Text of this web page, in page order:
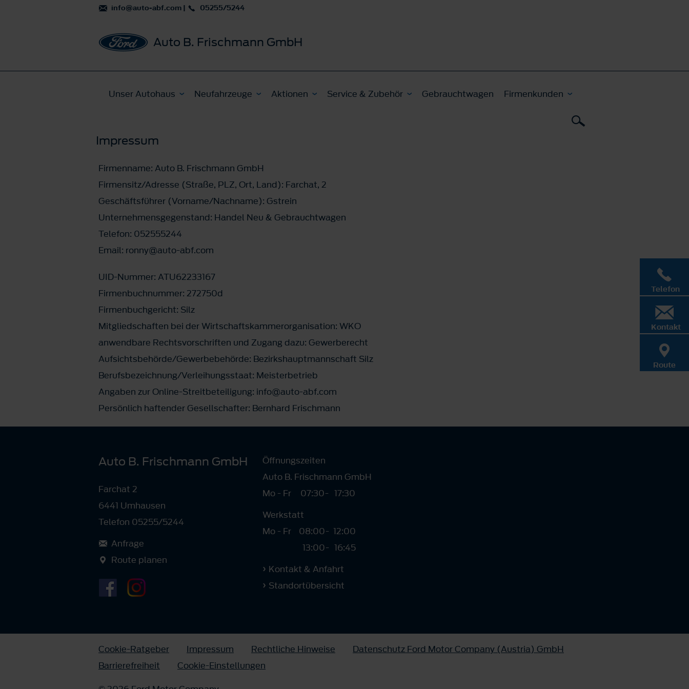
info@auto-abf.com | 05255/5244
Auto B. Frischmann GmbH
Unser Autohaus Neufahrzeuge Aktionen Service & Zubehör Gebrauchtwagen Firmenkunden
Impressum
Firmenname: Auto B. Frischmann GmbH
Firmensitz/Adresse (Straße, PLZ, Ort, Land): Farchat, 2
Geschäftsführer (Vorname/Nachname): Gstrein
Unternehmensgegenstand: Handel Neu & Gebrauchtwagen
Telefon: 052555244
Email: ronny@auto-abf.com
UID-Nummer: ATU62233167
Firmenbuchnummer: 272750d
Firmenbuchgericht: Silz
Mitgliedschaften bei der Wirtschaftskammerorganisation: WKO
anwendbare Rechtsvorschriften und Zugang dazu: Gewerberecht
Aufsichtsbehörde/Gewerbebehörde: Bezirkshauptmannschaft Silz
Berufsbezeichnung/Verleihungsstaat: Meisterbetrieb
Angaben zur Online-Streitbeteiligung: info@auto-abf.com
Persönlich haftender Gesellschafter: Bernhard Frischmann
Telefon
Kontakt
Route
Auto B. Frischmann GmbH
Farchat 2
6441 Umhausen
Telefon 05255/5244
Anfrage
Route planen
Öffnungszeiten
Auto B. Frischmann GmbH
Mo - Fr
07:30- 17:30
Werkstatt
Mo - Fr
08:00
13:00
-
-
12:00
16:45
Kontakt & Anfahrt
Standortübersicht
Cookie-Ratgeber Impressum Rechtliche Hinweise
Datenschutz Ford Motor Company (Austria) GmbH
Barrierefreiheit
Cookie-Einstellungen